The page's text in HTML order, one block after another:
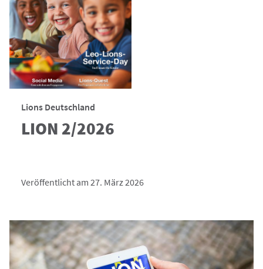
Lions Deutschland
LION 2/2026
Veröffentlicht am 27. März 2026